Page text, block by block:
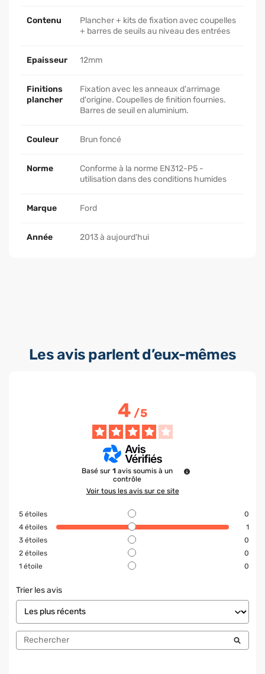
Contenu
Plancher + kits de fixation avec coupelles
+ barres de seuils au niveau des entrées
Epaisseur 12mm
Finitions
plancher
Fixation avec les anneaux d'arrimage
d'origine. Coupelles de finition fournies.
Barres de seuil en aluminium.
Couleur Brun foncé
Norme
Conforme à la norme EN312-P5 -
utilisation dans des conditions humides
Marque Ford
Année 2013 à aujourd'hui
Les avis parlent d’eux-mêmes
4/5
Basé sur 1 avis soumis à un
contrôle
Voir tous les avis sur ce site
5 étoiles
0
4 étoiles
1
3 étoiles
0
2 étoiles
0
1 étoile 0
Trier les avis